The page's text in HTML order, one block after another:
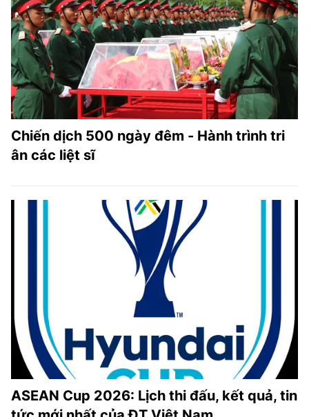
Chiến dịch 500 ngày đêm - Hành trình tri
ân các liệt sĩ
ASEAN Cup 2026: Lịch thi đấu, kết quả, tin